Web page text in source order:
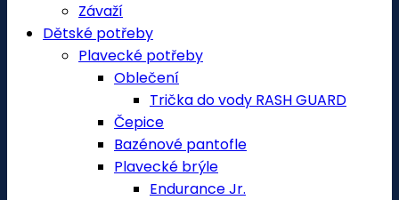
Závaží
Dětské potřeby
Plavecké potřeby
Oblečení
Trička do vody RASH GUARD
Čepice
Bazénové pantofle
Plavecké brýle
Endurance Jr.